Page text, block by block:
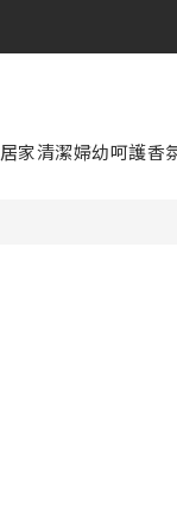
居家清潔婦幼呵護香